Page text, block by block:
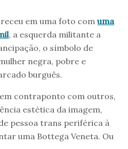
em uma foto com uma
, a esquerda militante a
o símbolo de
negra, pobre e
burguês.
contraponto com outros,
estética da imagem,
pessoa trans periférica à
uma Bottega Veneta. Ou